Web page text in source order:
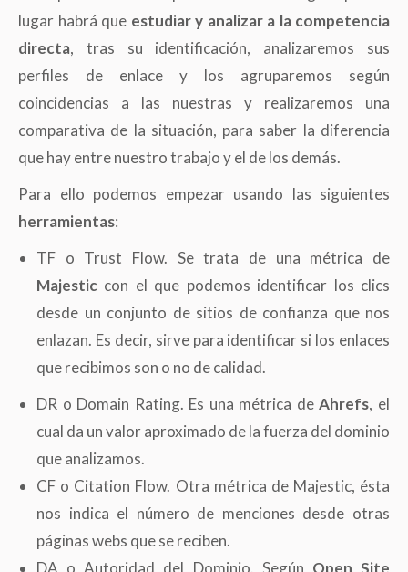
lugar habrá que estudiar y analizar a la competencia
directa, tras su identificación, analizaremos sus
perfiles de enlace y los agruparemos según
coincidencias a las nuestras y realizaremos una
comparativa de la situación, para saber la diferencia
que hay entre nuestro trabajo y el de los demás.
Para ello podemos empezar usando las siguientes
herramientas:
TF o Trust Flow. Se trata de una métrica de
Majestic con el que podemos identificar los clics
desde un conjunto de sitios de confianza que nos
enlazan. Es decir, sirve para identificar si los enlaces
que recibimos son o no de calidad.
DR o Domain Rating. Es una métrica deAhrefs, el
cual da un valor aproximado de la fuerza del dominio
que analizamos.
CF o Citation Flow. Otra métrica de Majestic, ésta
nos indica el número de menciones desde otras
páginas webs que se reciben.